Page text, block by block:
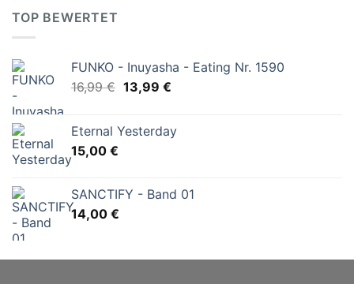
TOP BEWERTET
FUNKO - Inuyasha - Eating Nr. 1590
16,99€ Ursprünglicher
16,99 €
13,99 €Aktueller
13,99 €.
Eternal Yesterday
15,00 €
SANCTIFY - Band 01
14,00 €